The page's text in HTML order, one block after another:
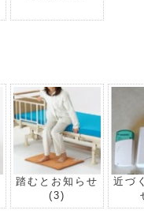
踏むとお知らせ
(3)
近づ